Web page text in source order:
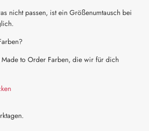
nicht passen, ist ein Größenumtausch bei
to Order Farben, die wir für dich